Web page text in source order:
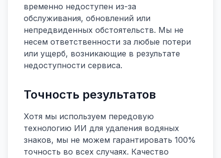
временно недоступен из-за
обслуживания, обновлений или
непредвиденных обстоятельств. Мы не
несем ответственности за любые потери
или ущерб, возникающие в результате
недоступности сервиса.
Точность результатов
Хотя мы используем передовую
технологию ИИ для удаления водяных
знаков, мы не можем гарантировать 100%
точность во всех случаях. Качество